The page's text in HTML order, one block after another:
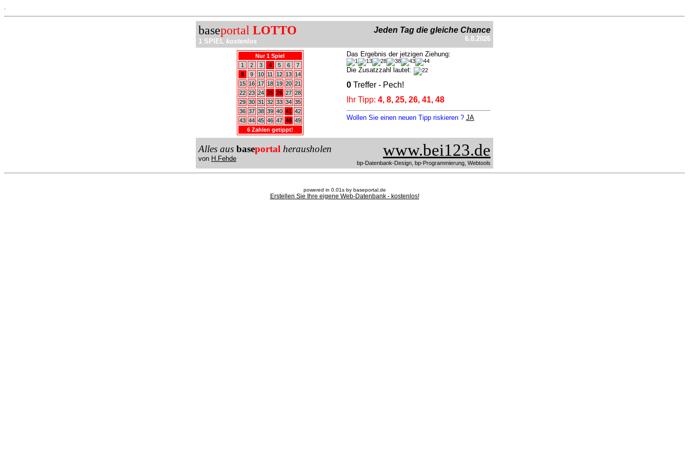
baseportal LOTTO
1 SPIEL kostenlos
Jeden Tag die gleiche Chance
6.8.2026
Nur 1 Spiel
1
2 3 4 5 6
7
8
9 10 11 12 13
14
15
16 17 18 19 20 21
22 23 24 25 26 27 28
29 30 31 32 33 34 35
36 37 38 39 40 41 42
43 44 45 46 47 48 49
6 Zahlen getippt!
Das Ergebnis der jetzigen Ziehung:
Die Zusatzzahl lautet:
0 Treffer - Pech!
Ihr Tipp: 4, 8, 25, 26, 41, 48
Wollen Sie einen neuen Tipp riskieren ? JA
Alles aus baseportal herausholen
von H.Fehde www.bei123.de
bp-Datenbank-Design, bp-Programmierung, Webtools
powered in 0.01s by baseportal.de
Erstellen Sie Ihre eigene Web-Datenbank - kostenlos!